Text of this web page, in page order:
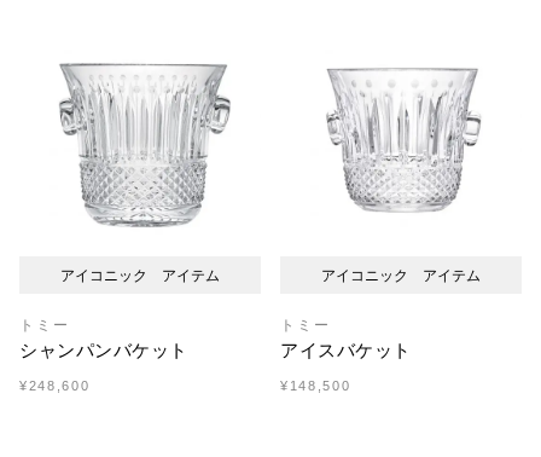
アイコニック アイテム
トミー
シャンパンバケット
¥248,600
アイコニック アイテム
トミー
アイスバケット
¥148,500